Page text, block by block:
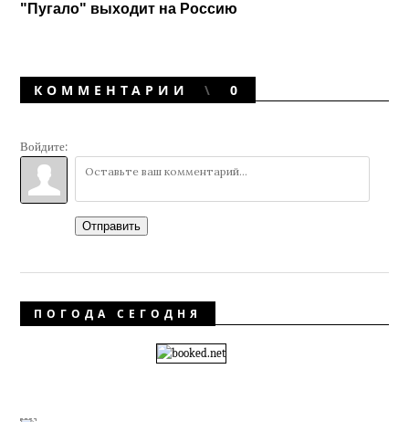
"Пугало" выходит на Россию
КОММЕНТАРИИ 0
Войдите:
Отправить
ПОГОДА СЕГОДНЯ